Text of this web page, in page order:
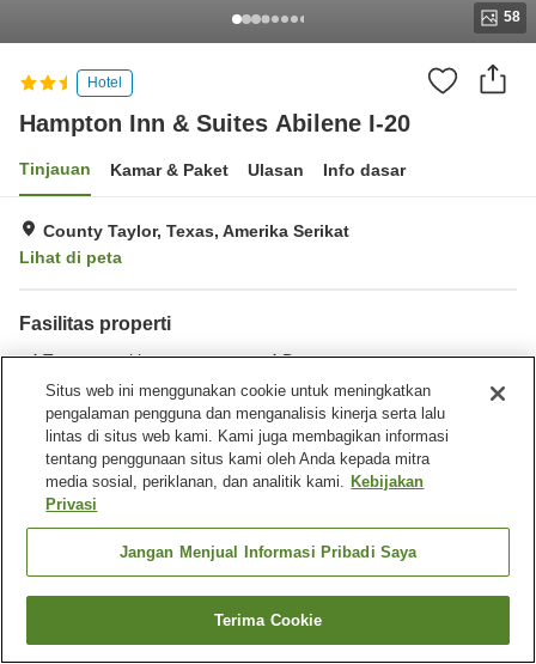
58
Hotel
Hampton Inn & Suites Abilene I-20
Tinjauan Kamar & Paket Ulasan Info dasar
County Taylor, Texas, Amerika Serikat
Lihat di peta
Fasilitas properti
Tempat parkir
Bar
Benar-benar bebas rokok
Laundry
Beranda Amerika Serikat Texas
County Taylor
Hampton Inn & Suites Abilene I-20
Cari kamar
Situs web ini menggunakan cookie untuk meningkatkan
pengalaman pengguna dan menganalisis kinerja serta lalu
lintas di situs web kami. Kami juga membagikan informasi
tentang penggunaan situs kami oleh Anda kepada mitra
media sosial, periklanan, dan analitik kami. Kebijakan
Privasi
Jangan Menjual Informasi Pribadi Saya
Terima Cookie